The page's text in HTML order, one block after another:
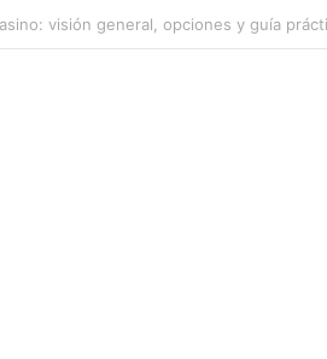
Casino Online Canada Registration Steps: